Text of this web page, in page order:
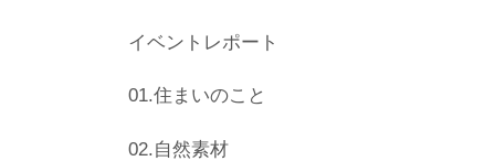
イベントレポート
01.住まいのこと
02.自然素材